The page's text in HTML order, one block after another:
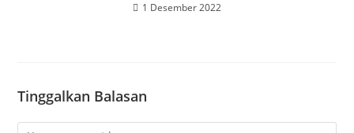
1 Desember 2022
Tinggalkan Balasan